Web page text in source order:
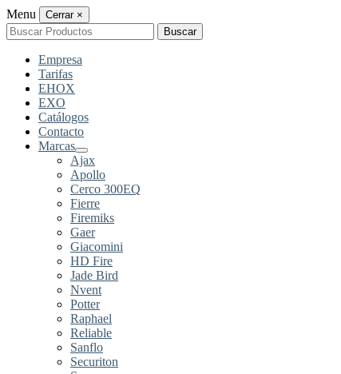
Menu Cerrar ×
Buscar
por:
Buscar
Empresa
Tarifas
EHOX
EXO
Catálogos
Contacto
Marcas
Ajax
Apollo
Cerco 300EQ
Fierre
Firemiks
Gaer
Giacomini
HD Fire
Jade Bird
Nvent
Potter
Raphael
Reliable
Sanflo
Securiton